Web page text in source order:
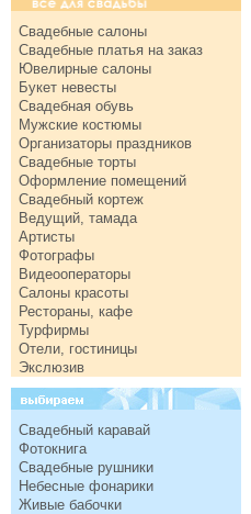
Свадебные салоны
Свадебные платья на заказ
Ювелирные салоны
Букет невесты
Свадебная обувь
Мужские костюмы
Организаторы праздников
Свадебные торты
Оформление помещений
Свадебный кортеж
Ведущий, тамада
Артисты
Фотографы
Видеооператоры
Салоны красоты
Рестораны, кафе
Турфирмы
Отели, гостиницы
Экслюзив
Свадебный каравай
Фотокнига
Свадебные рушники
Небесные фонарики
Живые бабочки